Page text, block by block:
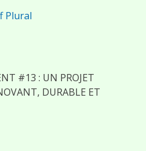
Plural
#13 : UN PROJET
DURABLE ET